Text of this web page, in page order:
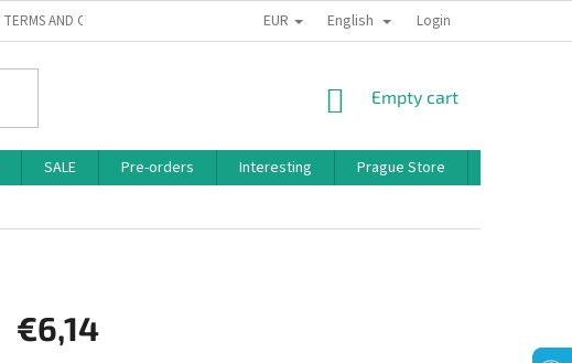
TERMS AND CONDITIONS PRIVACY POLICY BONUS PROGRAM
EUR English Login
SHOPPING
Empty cart
SALE Pre-orders Interesting Prague Store
€6,14